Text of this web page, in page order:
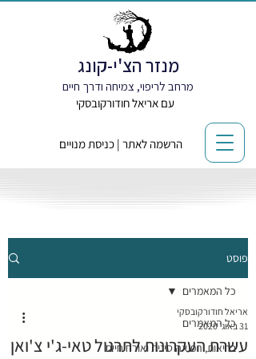
מנזר הצ'י-קונג
מרחב לריפוי, צמיחה ודרך חיים
עם אריאל חודורקובסקי
הרשמה לאתר | כניסת מנויים
פוסט
כל המאמרים
בריאות, רפואה סינית ואורח חיים
כל המאמרים
עשרת העקרונות לתרגול טאי-ג'י צ'ואן
אריאל חודורקובסקי
31 באוג׳ 2020